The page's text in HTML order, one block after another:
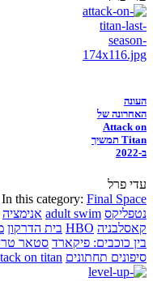
העונה
האחרונה של
Attack on
Titan תמשיך
ב-2022
עדי פרל
In this category: Final Space
נטפליקס adult swim אנימציה
קאסלבניה HBO בית הדרקון
בין כוכבים: פיקארד סטאר
סיפונים תחתונים on titan